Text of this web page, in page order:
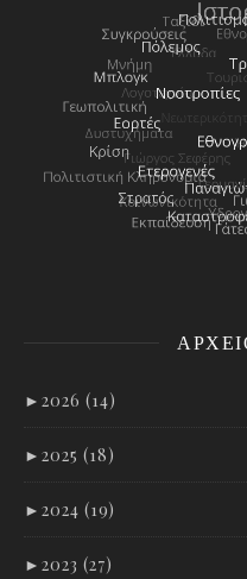
► 2026 (14)
► 2025 (18)
► 2024 (19)
► 2023 (27)